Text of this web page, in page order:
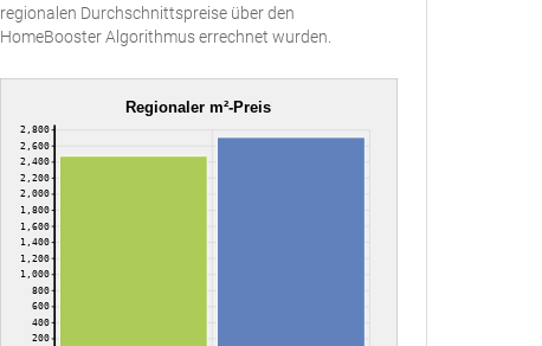
regionalen Durchschnittspreise über den
HomeBooster Algorithmus errechnet wurden.
Regionaler m²-Preis
200
400
600
800
1,000
1,200
1,400
1,600
1,800
2,000
2,200
2,400
2,600
2,800